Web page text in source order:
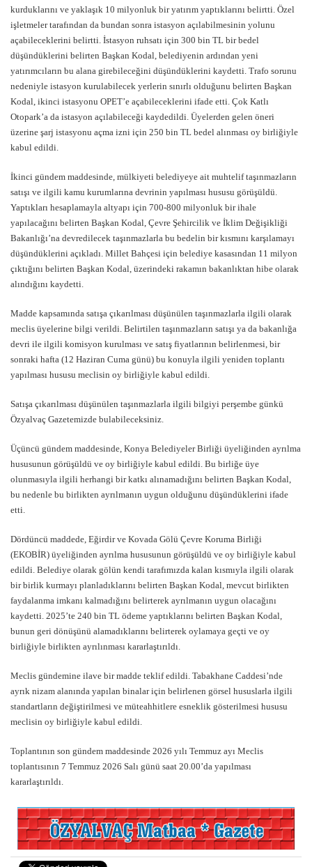
kurduklarını ve yaklaşık 10 milyonluk bir yatırım yaptıklarını belirtti. Özel
işletmeler tarafından da bundan sonra istasyon açılabilmesinin yolunu
açabileceklerini belirtti. İstasyon ruhsatı için 300 bin TL bir bedel
düşündüklerini belirten Başkan Kodal, belediyenin ardından yeni
yatırımcıların bu alana girebileceğini düşündüklerini kaydetti. Trafo sorunu
nedeniyle istasyon kurulabilecek yerlerin sınırlı olduğunu belirten Başkan
Kodal, ikinci istasyonu OPET’e açabileceklerini ifade etti. Çok Katlı
Otopark’a da istasyon açılabileceği kaydedildi. Üyelerden gelen öneri
üzerine şarj istasyonu açma izni için 250 bin TL bedel alınması oy birliğiyle
kabul edildi.
İkinci gündem maddesinde, mülkiyeti belediyeye ait muhtelif taşınmazların
satışı ve ilgili kamu kurumlarına devrinin yapılması hususu görüşüldü.
Yaptıkları hesaplamayla altyapı için 700-800 milyonluk bir ihale
yapılacağını belirten Başkan Kodal, Çevre Şehircilik ve İklim Değişikliği
Bakanlığı’na devredilecek taşınmazlarla bu bedelin bir kısmını karşılamayı
düşündüklerini açıkladı. Millet Bahçesi için belediye kasasından 11 milyon
çıktığını belirten Başkan Kodal, üzerindeki rakamın bakanlıktan hibe olarak
alındığını kaydetti.
Madde kapsamında satışa çıkarılması düşünülen taşınmazlarla ilgili olarak
meclis üyelerine bilgi verildi. Belirtilen taşınmazların satışı ya da bakanlığa
devri ile ilgili komisyon kurulması ve satış fiyatlarının belirlenmesi, bir
sonraki hafta (12 Haziran Cuma günü) bu konuyla ilgili yeniden toplantı
yapılması hususu meclisin oy birliğiyle kabul edildi.
Satışa çıkarılması düşünülen taşınmazlarla ilgili bilgiyi perşembe günkü
Özyalvaç Gazetemizde bulabileceksiniz.
Üçüncü gündem maddesinde, Konya Belediyeler Birliği üyeliğinden ayrılma
hususunun görüşüldü ve oy birliğiyle kabul edildi. Bu birliğe üye
olunmasıyla ilgili herhangi bir katkı alınamadığını belirten Başkan Kodal,
bu nedenle bu birlikten ayrılmanın uygun olduğunu düşündüklerini ifade
etti.
Dördüncü maddede, Eğirdir ve Kovada Gölü Çevre Koruma Birliği
(EKOBİR) üyeliğinden ayrılma hususunun görüşüldü ve oy birliğiyle kabul
edildi. Belediye olarak gölün kendi tarafımızda kalan kısmıyla ilgili olarak
bir birlik kurmayı planladıklarını belirten Başkan Kodal, mevcut birlikten
faydalanma imkanı kalmadığını belirterek ayrılmanın uygun olacağını
kaydetti. 2025’te 240 bin TL ödeme yaptıklarını belirten Başkan Kodal,
bunun geri dönüşünü alamadıklarını belirterek oylamaya geçti ve oy
birliğiyle birlikten ayrılınması kararlaştırıldı.
Meclis gündemine ilave bir madde teklif edildi. Tabakhane Caddesi’nde
ayrık nizam alanında yapılan binalar için belirlenen görsel hususlarla ilgili
standartların değiştirilmesi ve müteahhitlere esneklik gösterilmesi hususu
meclisin oy birliğiyle kabul edildi.
Toplantının son gündem maddesinde 2026 yılı Temmuz ayı Meclis
toplantısının 7 Temmuz 2026 Salı günü saat 20.00’da yapılması
kararlaştırıldı.